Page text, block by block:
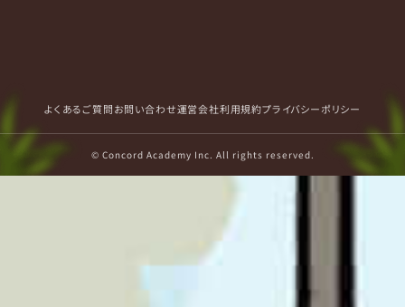
よくあるご質問お問い合わせ運営会社利用規約プライバシーポリシー
© Concord Academy Inc. All rights reserved.